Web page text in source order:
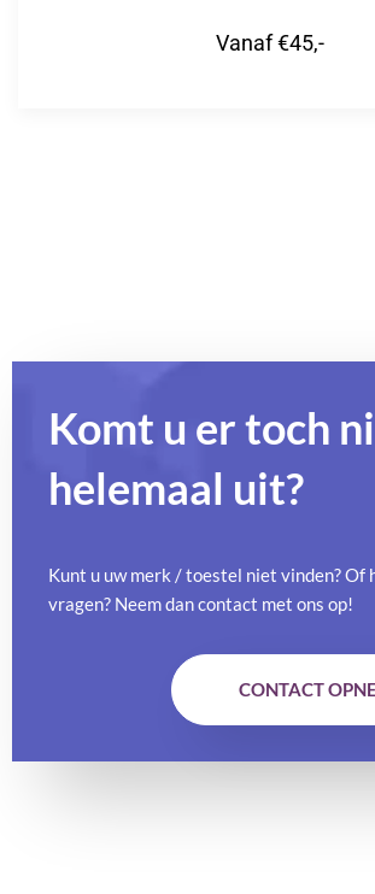
Vanaf €45,-
Komt u er toch
helemaal uit?
Kunt u uw merk / toestel niet vinden? Of
vragen? Neem dan contact met ons op!
CONTACT